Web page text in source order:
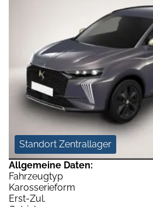
Standort Zentrallager
Allgemeine Daten:
Fahrzeugtyp
Karosserieform
Erst-Zul.